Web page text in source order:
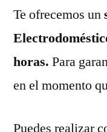
Te ofrecemos un
horas. Para
en el momento
Puedes realizar